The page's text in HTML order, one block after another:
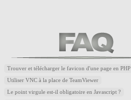
Trouver et télécharger le favicon d'une page en PHP
Utiliser VNC à la place de TeamViewer
Le point virgule est-il obligatoire en Javascript ?